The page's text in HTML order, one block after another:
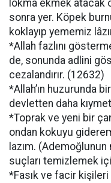
lokma ekmek atacak
sonra yer. Köpek
koklayıp yememiz
*Allah fazlını
de, sonunda adlini
cezalandırır. (12632)
*Allah’ın huzurunda
devletten daha
*Toprak ve yeni bir
ondan kokuyu
lazım.
suçları temizlemek
*Fasık ve facir